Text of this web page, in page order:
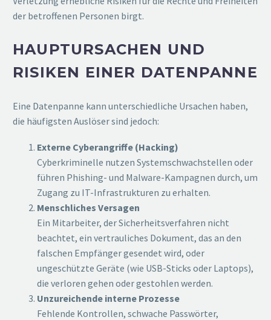
der betroffenen Personen birgt.
HAUPTURSACHEN UND
RISIKEN EINER DATENPANNE
Eine Datenpanne kann unterschiedliche Ursachen haben,
die häufigsten Auslöser sind jedoch:
Externe Cyberangriffe (Hacking)
Cyberkriminelle nutzen Systemschwachstellen oder
führen Phishing- und Malware-Kampagnen durch, um
Zugang zu IT-Infrastrukturen zu erhalten.
Menschliches Versagen
Ein Mitarbeiter, der Sicherheitsverfahren nicht
beachtet, ein vertrauliches Dokument, das an den
falschen Empfänger gesendet wird, oder
ungeschützte Geräte (wie USB-Sticks oder Laptops),
die verloren gehen oder gestohlen werden.
Unzureichende interne Prozesse
Fehlende Kontrollen, schwache Passwörter,